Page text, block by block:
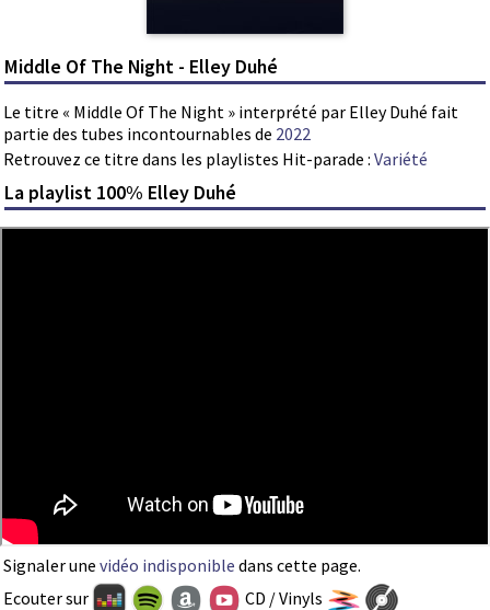
Middle Of The Night - Elley Duhé
Le titre « Middle Of The Night » interprété par Elley Duhé fait
partie des tubes incontournables de 2022
Retrouvez ce titre dans les playlistes Hit-parade : Variété
La playlist 100% Elley Duhé
Signaler une vidéo indisponible dans cette page.
Ecouter sur
CD / Vinyls